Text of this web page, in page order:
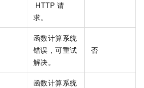
HTTP 请
求。
函数计算系统
错误，可重试
解决。
否
函数计算系统